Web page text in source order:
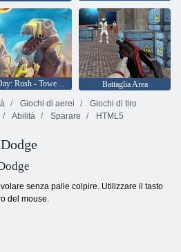
D-Day: Rush - Tower Defense
Battaglia Area
Giochi di aerei
Giochi di tiro
Abilità Sparare HTML5
volare senza palle colpire. Utilizzare il tasto
del mouse.